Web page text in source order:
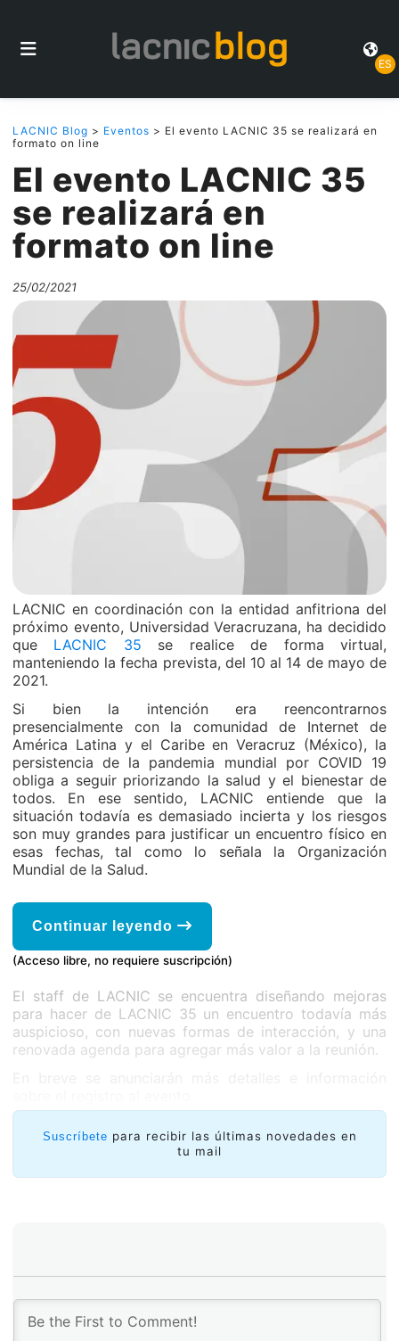
ES
LACNIC Blog > Eventos > El evento LACNIC 35 se realizará en
formato on line
El evento LACNIC 35
se realizará en
formato on line
25/02/2021
LACNIC en coordinación con la entidad anfitriona del
próximo evento, Universidad Veracruzana, ha decidido
que LACNIC 35 se realice de forma virtual,
manteniendo la fecha prevista, del 10 al 14 de mayo de
2021.
Si bien la intención era reencontrarnos
presencialmente con la comunidad de Internet de
América Latina y el Caribe en Veracruz (México), la
persistencia de la pandemia mundial por COVID 19
obliga a seguir priorizando la salud y el bienestar de
todos. En ese sentido, LACNIC entiende que la
situación todavía es demasiado incierta y los riesgos
son muy grandes para justificar un encuentro físico en
esas fechas, tal como lo señala la Organización
Mundial de la Salud.
Continuar leyendo
(Acceso libre, no requiere suscripción)
El staff de LACNIC se encuentra diseñando mejoras
para hacer de LACNIC 35 un encuentro todavía más
auspicioso, con nuevas formas de interacción, y una
renovada agenda para agregar más valor a la reunión.
Suscríbete para recibir las últimas novedades en
tu mail